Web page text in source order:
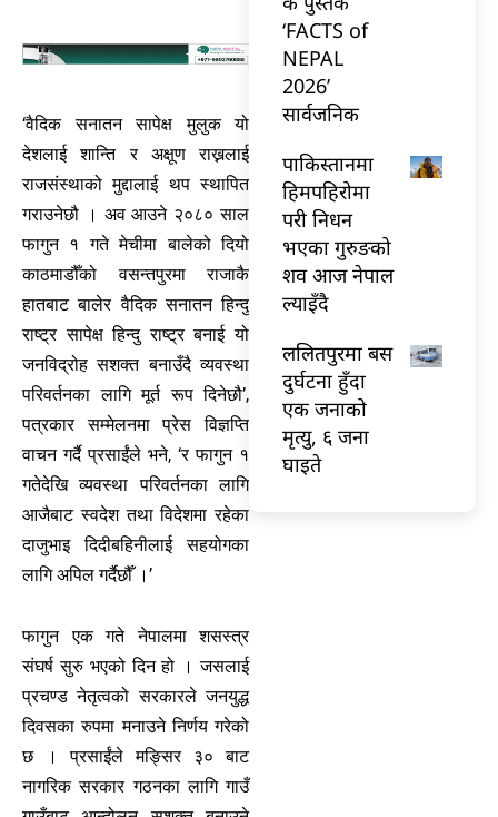
‘वैदिक सनातन सापेक्ष मुलुक यो
देशलाई शान्ति र अक्षूण राख्नलाई
राजसंस्थाको मुद्दालाई थप स्थापित
गराउनेछौ । अव आउने २०८० साल
फागुन १ गते मेचीमा बालेको दियो
काठमाडौँको वसन्तपुरमा राजाकै
हातबाट बालेर वैदिक सनातन हिन्दु
राष्ट्र सापेक्ष हिन्दु राष्ट्र बनाई यो
जनविद्रोह सशक्त बनाउँदै व्यवस्था
परिवर्तनका लागि मूर्त रूप दिनेछौ’,
पत्रकार सम्मेलनमा प्रेस विज्ञप्ति
वाचन गर्दै प्रसाईंले भने, ‘र फागुन १
गतेदेखि व्यवस्था परिवर्तनका लागि
आजैबाट स्वदेश तथा विदेशमा रहेका
दाजुभाइ दिदीबहिनीलाई सहयोगका
लागि अपिल गर्दैछौँ ।’
फागुन एक गते नेपालमा शसस्त्र
संघर्ष सुरु भएको दिन हो । जसलाई
प्रचण्ड नेतृत्वको सरकारले जनयुद्ध
दिवसका रुपमा मनाउने निर्णय गरेको
छ । प्रसाईंले मङ्सिर ३० बाट
नागरिक सरकार गठनका लागि गाउँ
‘FACTS of
NEPAL
2026’
सार्वजनिक
पाकिस्तानमा
हिमपहिरोमा
परी निधन
भएका गुरुङको
शव आज नेपाल
ल्याइँदै
ललितपुरमा बस
दुर्घटना हुँदा
एक जनाको
मृत्यु, ६ जना
घाइते